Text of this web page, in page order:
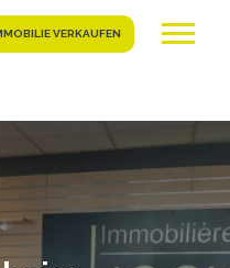
VERKAUFEN